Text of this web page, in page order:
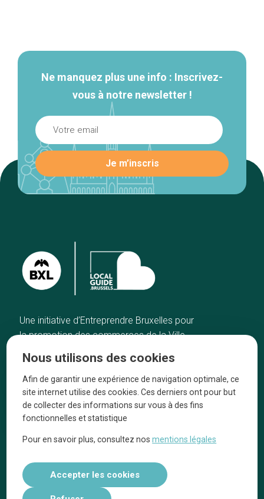
Ne manquez plus une info : Inscrivez-
vous à notre newsletter !
Une initiative d’Entreprendre Bruxelles pour
la promotion des commerces de la Ville
Accueil
Bonnes adresses
Quartiers
Blog
Tops 10
Artisans
A propos
On parle de nous
Nous utilisons des cookies
Afin de garantir une expérience de navigation optimale, ce
site internet utilise des cookies. Ces derniers ont pour but
de collecter des informations sur vous à des fins
fonctionnelles et statistique
Pour en savoir plus, consultez nosmentions légales
Accepter les cookies